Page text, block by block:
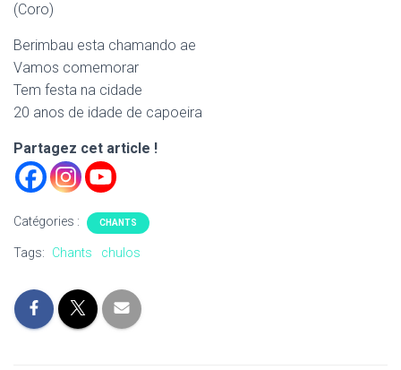
(Coro)
Berimbau esta chamando ae
Vamos comemorar
Tem festa na cidade
20 anos de idade de capoeira
Partagez cet article !
Catégories : CHANTS
Tags: Chants chulos